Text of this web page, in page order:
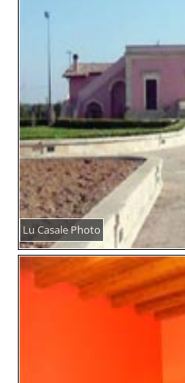
Lu Casale Photo